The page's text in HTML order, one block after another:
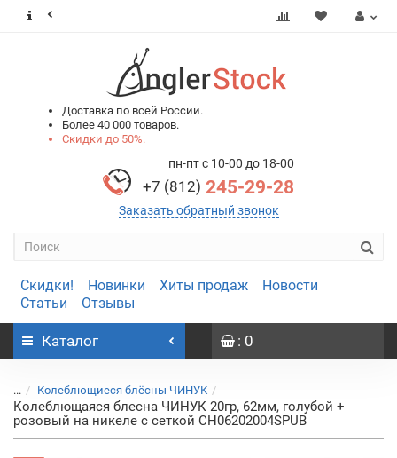
Доставка по всей России.
Более 40 000 товаров.
Скидки до 50%.
пн-пт с 10-00 до 18-00
+7 (812) 245-29-28
Заказать обратный звонок
Скидки! Новинки Хиты продаж
Новости
Статьи
Отзывы
Каталог : 0
... Колеблющиеся блёсны ЧИНУК
Колеблющаяся блесна ЧИНУК 20гр, 62мм, голубой +
розовый на никеле с сеткой CH06202004SPUB